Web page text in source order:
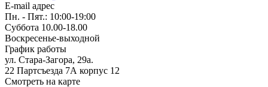
E-mail адрес
Пн. - Пят.: 10:00-19:00
Суббота 10.00-18.00
Воскресенье-выходной
График работы
ул. Стара-Загора, 29а.
22 Партсъезда 7А корпус 12
Смотреть на карте